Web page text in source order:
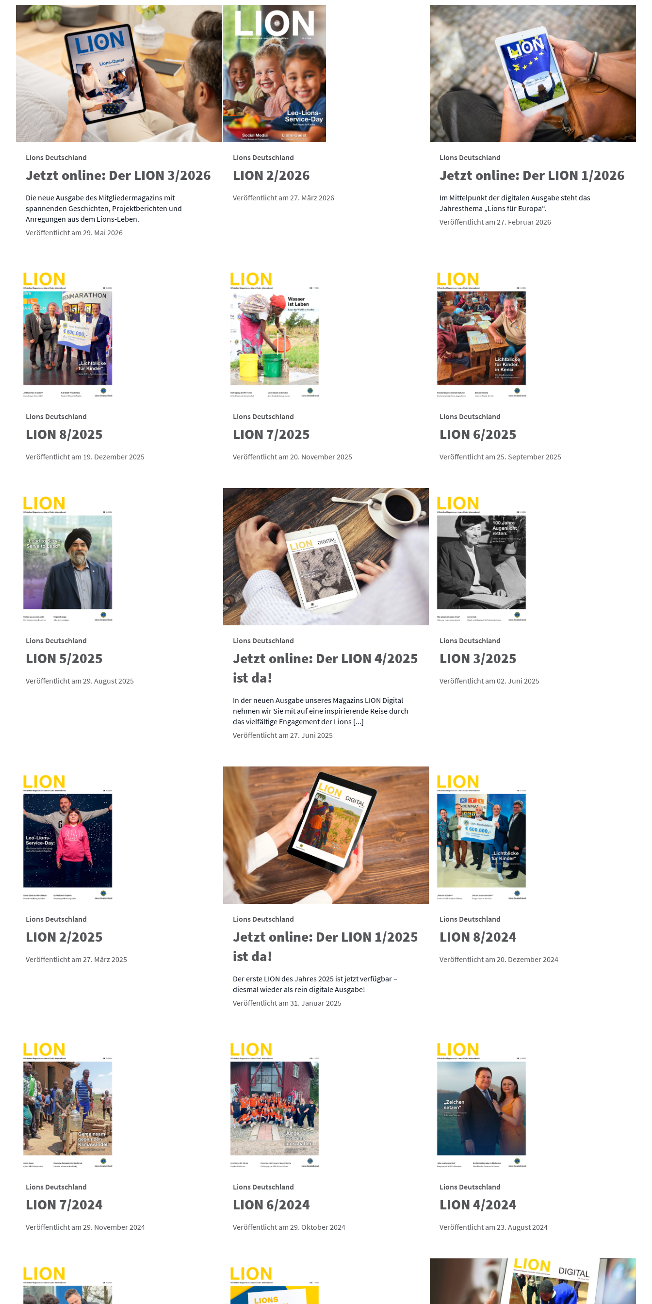
Lions Deutschland
Jetzt online: Der LION 3/2026
Die neue Ausgabe des Mitgliedermagazins mit
spannenden Geschichten, Projektberichten und
Anregungen aus dem Lions-Leben.
Veröffentlicht am 29. Mai 2026
Lions Deutschland
LION 2/2026
Veröffentlicht am 27. März 2026
Lions Deutschland
Jetzt online: Der LION 1/2026
Im Mittelpunkt der digitalen Ausgabe steht das
Jahresthema „Lions für Europa“.
Veröffentlicht am 27. Februar 2026
Lions Deutschland
LION 8/2025
Veröffentlicht am 19. Dezember 2025
Lions Deutschland
LION 7/2025
Veröffentlicht am 20. November 2025
Lions Deutschland
LION 6/2025
Veröffentlicht am 25. September 2025
Lions Deutschland
LION 5/2025
Veröffentlicht am 29. August 2025
Lions Deutschland
Jetzt online: Der LION 4/2025
ist da!
In der neuen Ausgabe unseres Magazins LION Digital
nehmen wir Sie mit auf eine inspirierende Reise durch
das vielfältige Engagement der Lions [...]
Veröffentlicht am 27. Juni 2025
Lions Deutschland
LION 3/2025
Veröffentlicht am 02. Juni 2025
Lions Deutschland
LION 2/2025
Veröffentlicht am 27. März 2025
Lions Deutschland
Jetzt online: Der LION 1/2025
ist da!
Der erste LION des Jahres 2025 ist jetzt verfügbar –
diesmal wieder als rein digitale Ausgabe!
Veröffentlicht am 31. Januar 2025
Lions Deutschland
LION 8/2024
Veröffentlicht am 20. Dezember 2024
Lions Deutschland
LION 7/2024
Veröffentlicht am 29. November 2024
Lions Deutschland
LION 6/2024
Veröffentlicht am 29. Oktober 2024
Lions Deutschland
LION 4/2024
Veröffentlicht am 23. August 2024